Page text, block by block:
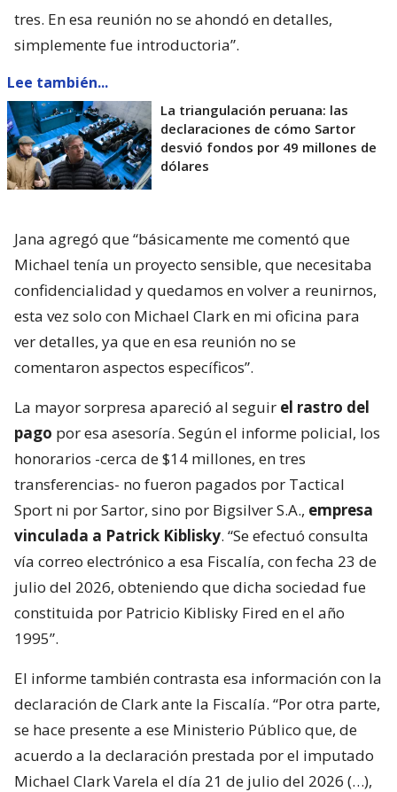
tres. En esa reunión no se ahondó en detalles,
simplemente fue introductoria”.
Lee también...
La triangulación peruana: las
declaraciones de cómo Sartor
desvió fondos por 49 millones de
dólares
Jana agregó que “básicamente me comentó que
Michael tenía un proyecto sensible, que necesitaba
confidencialidad y quedamos en volver a reunirnos,
esta vez solo con Michael Clark en mi oficina para
ver detalles, ya que en esa reunión no se
comentaron aspectos específicos”.
La mayor sorpresa apareció al seguir el rastro del
pago por esa asesoría. Según el informe policial, los
honorarios -cerca de $14 millones, en tres
transferencias- no fueron pagados por Tactical
Sport ni por Sartor, sino por Bigsilver S.A., empresa
vinculada a Patrick Kiblisky. “Se efectuó consulta
vía correo electrónico a esa Fiscalía, con fecha 23 de
julio del 2026, obteniendo que dicha sociedad fue
constituida por Patricio Kiblisky Fired en el año
1995”.
El informe también contrasta esa información con la
declaración de Clark ante la Fiscalía. “Por otra parte,
se hace presente a ese Ministerio Público que, de
acuerdo a la declaración prestada por el imputado
Michael Clark Varela el día 21 de julio del 2026 (…),